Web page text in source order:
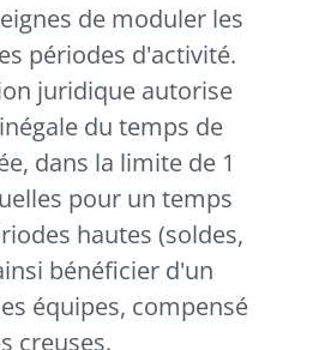
de moduler les
périodes d'activité.
juridique autorise
du temps de
dans la limite de 1
pour un temps
hautes (soldes,
bénéficier d'un
équipes, compensé
creuses.